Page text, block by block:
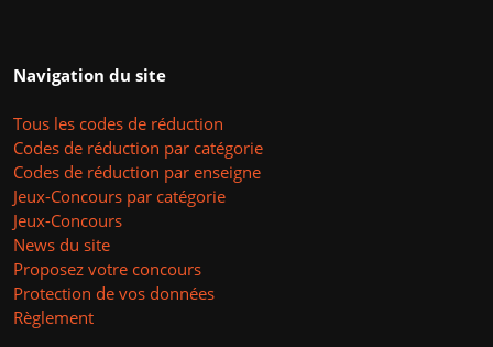
Navigation du site
Tous les codes de réduction
Codes de réduction par catégorie
Codes de réduction par enseigne
Jeux-Concours par catégorie
Jeux-Concours
News du site
Proposez votre concours
Protection de vos données
Règlement